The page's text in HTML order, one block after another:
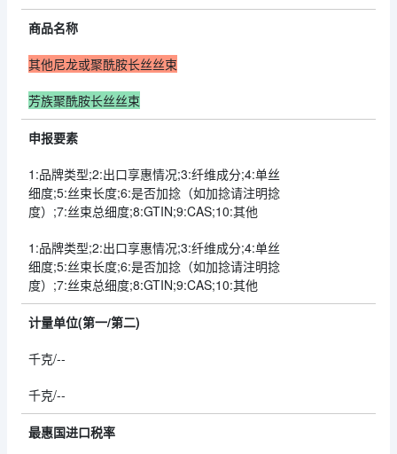
商品名称
其他尼龙或聚酰胺长丝丝束
芳族聚酰胺长丝丝束
申报要素
1:品牌类型;2:出口享惠情况;3:纤维成分;4:单丝
细度;5:丝束长度;6:是否加捻（如加捻请注明捻
度）;7:丝束总细度;8:GTIN;9:CAS;10:其他
1:品牌类型;2:出口享惠情况;3:纤维成分;4:单丝
细度;5:丝束长度;6:是否加捻（如加捻请注明捻
度）;7:丝束总细度;8:GTIN;9:CAS;10:其他
计量单位(第一/第二)
千克/--
千克/--
最惠国进口税率